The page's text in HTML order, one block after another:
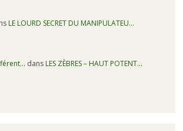
LE LOURD SECRET DU MANIPULATEU…
dans LES ZÈBRES – HAUT POTENT…